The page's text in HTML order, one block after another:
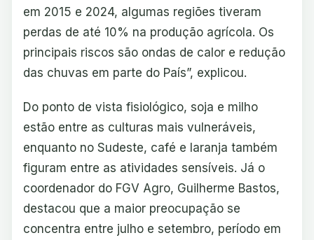
em 2015 e 2024, algumas regiões tiveram
perdas de até 10% na produção agrícola. Os
principais riscos são ondas de calor e redução
das chuvas em parte do País”, explicou.
Do ponto de vista fisiológico, soja e milho
estão entre as culturas mais vulneráveis,
enquanto no Sudeste, café e laranja também
figuram entre as atividades sensíveis. Já o
coordenador do FGV Agro, Guilherme Bastos,
destacou que a maior preocupação se
concentra entre julho e setembro, período em